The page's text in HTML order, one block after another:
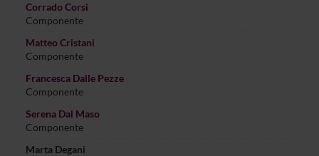
Corrado Corsi
Componente
Matteo Cristani
Componente
Francesca Dalle Pezze
Componente
Serena Dal Maso
Componente
Marta Degani